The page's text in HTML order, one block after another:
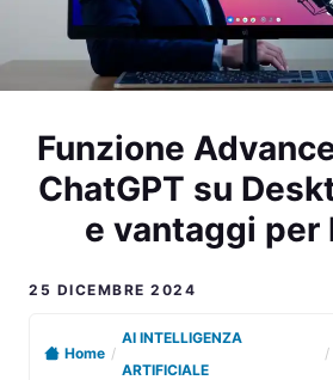
Funzione
ChatGPT su
e vantaggi per
25 DICEMBRE 2024
Home /
AI INTELLIGENZA
ARTIFICIALE
/